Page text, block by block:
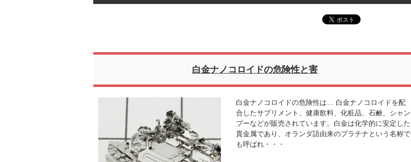
白金ナノコロイドの危険性と害
白金ナノコロイドの危険性は… 白金ナノコロイドを配
合したサプリメント、健康飲料、化粧品、石鹸、シャン
プーなどが販売されています。白金は化学的に安定した
貴金属であり、オランダ語由来のプラチナという名称で
も呼ばれ・・・